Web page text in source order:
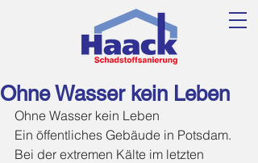
Ohne Wasser kein Leben
Ohne Wasser kein Leben
Ein öffentliches Gebäude in Potsdam.
Bei der extremen Kälte im letzten